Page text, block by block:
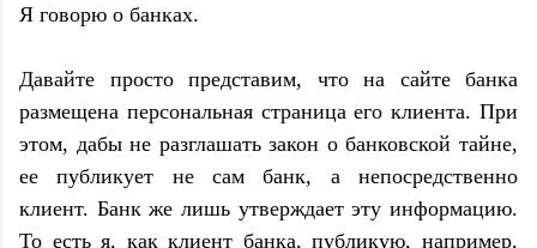
Я говорю о банках.
Давайте просто представим, что на сайте банка
размещена персональная страница его клиента. При
этом, дабы не разглашать закон о банковской тайне,
ее публикует не сам банк, а непосредственно
клиент. Банк же лишь утверждает эту информацию.
То есть я, как клиент банка, публикую, например,